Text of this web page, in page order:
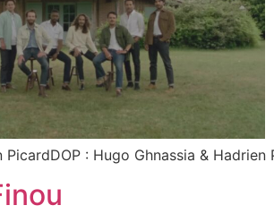
: Hugo Ghnassia &